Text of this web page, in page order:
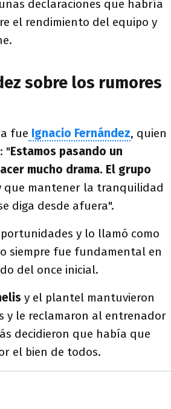
declaraciones que habría
el rendimiento del equipo y
sobre los rumores
fue Ignacio Fernández, quien
"Estamos pasando un
mucho drama. El grupo
que mantener la tranquilidad
diga desde afuera".
y lo llamó como
siempre fue fundamental en
del once inicial.
y el plantel mantuvieron
y le reclamaron al entrenador
decidieron que había que
el bien de todos.